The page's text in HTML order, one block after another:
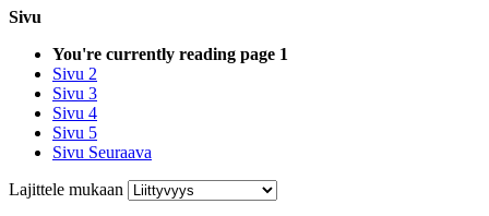
Sivu
You're currently reading page 1
Sivu 2
Sivu 3
Sivu 4
Sivu 5
Sivu Seuraava
Lajittele mukaan